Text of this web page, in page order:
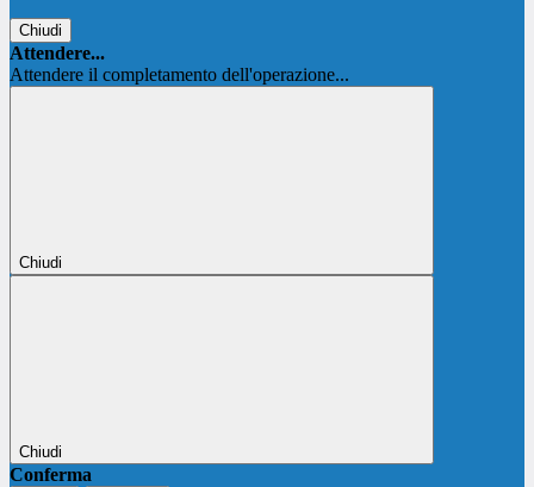
Chiudi
Attendere...
Attendere il completamento dell'operazione...
Chiudi
Chiudi
Conferma